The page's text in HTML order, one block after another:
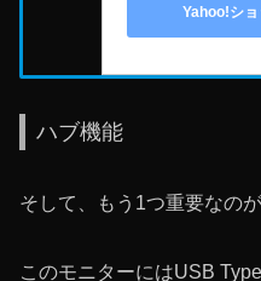
Yahoo!シ
ハブ機能
そして、もう1つ重要なのが
このモニターにはUSB